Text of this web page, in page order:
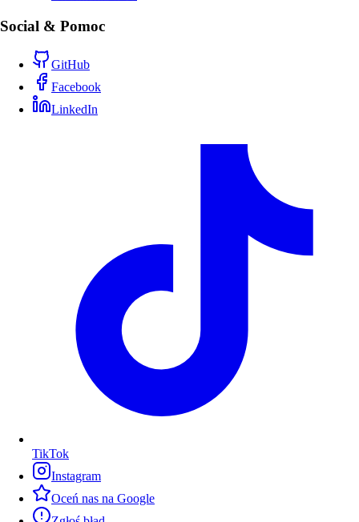
Social & Pomoc
GitHub
Facebook
LinkedIn
TikTok
Instagram
Oceń nas na Google